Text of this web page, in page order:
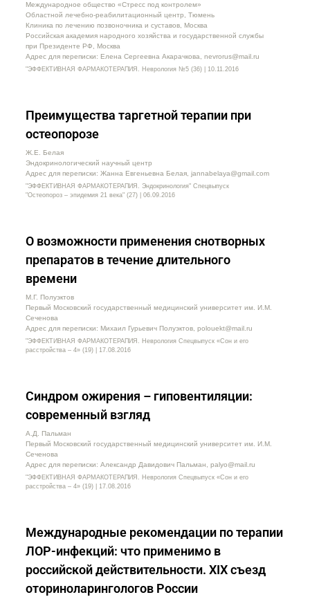
Международное общество «Стресс под контролем»
Областной лечебно-реабилитационный центр, Тюмень
Клиника по лечению позвоночника и суставов, Москва
Российская академия народного хозяйства и государственной службы
при Президенте РФ, Москва
Адрес для переписки: Елена Сергеевна Акарачкова, nevrorus@mail.ru
"ЭФФЕКТИВНАЯ ФАРМАКОТЕРАПИЯ. Неврология №5 (36) | 10.11.2016
Преимущества таргетной терапии при
остеопорозе
Ж.Е. Белая
Эндокринологический научный центр
Адрес для переписки: Жанна Евгеньевна Белая, jannabelaya@gmail.com
"ЭФФЕКТИВНАЯ ФАРМАКОТЕРАПИЯ. Эндокринология" Спецвыпуск
"Остеопороз – эпидемия 21 века" (27) | 06.09.2016
О возможности применения снотворных
препаратов в течение длительного
времени
М.Г. Полуэктов
Первый Московский государственный медицинский университет им. И.М.
Сеченова
Адрес для переписки: Михаил Гурьевич Полуэктов, polouekt@mail.ru
"ЭФФЕКТИВНАЯ ФАРМАКОТЕРАПИЯ. Неврология Спецвыпуск «Сон и его
расстройства – 4» (19) | 17.08.2016
Синдром ожирения – гиповентиляции:
современный взгляд
А.Д. Пальман
Первый Московский государственный медицинский университет им. И.М.
Сеченова
Адрес для переписки: Александр Давидович Пальман, palyo@mail.ru
"ЭФФЕКТИВНАЯ ФАРМАКОТЕРАПИЯ. Неврология Спецвыпуск «Сон и его
расстройства – 4» (19) | 17.08.2016
Международные рекомендации по терапии
ЛОР-инфекций: что применимо в
российской действительности. XIX съезд
оториноларингологов России